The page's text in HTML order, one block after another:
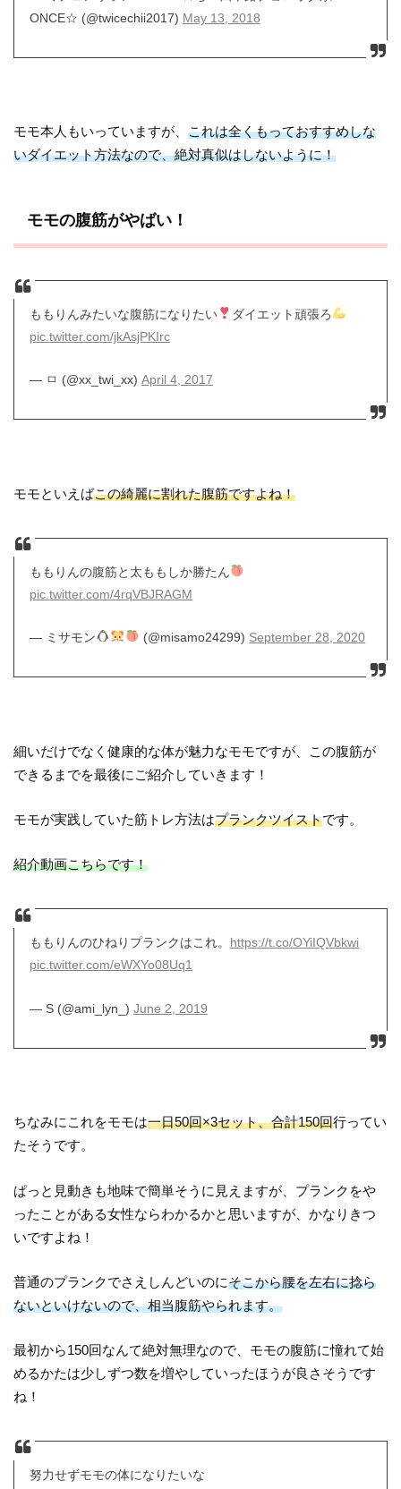
ONCE☆ (@twicechii2017) May 13, 2018
モモ本人もいっていますが、これは全くもっておすすめしな
いダイエット方法なので、絶対真似はしないように！
モモの腹筋がやばい！
ももりんみたいな腹筋になりたい
ダイエット頑張ろ
pic.twitter.com/jkAsjPKIrc
— ㅁ (@xx_twi_xx) April 4, 2017
モモといえばこの綺麗に割れた腹筋ですよね！
ももりんの腹筋と太ももしか勝たん
pic.twitter.com/4rqVBJRAGM
— ミサモン (@misamo24299) September 28, 2020
細いだけでなく健康的な体が魅力なモモですが、この腹筋が
できるまでを最後にご紹介していきます！
モモが実践していた筋トレ方法はプランクツイストです。
紹介動画こちらです！
ももりんのひねりプランクはこれ。 https://t.co/OYiIQVbkwi
pic.twitter.com/eWXYo08Uq1
— S (@ami_lyn_) June 2, 2019
ちなみにこれをモモは一日50回×3セット、合計150回行ってい
たそうです。
ぱっと見動きも地味で簡単そうに見えますが、プランクをや
ったことがある女性ならわかるかと思いますが、かなりきつ
いですよね！
普通のプランクでさえしんどいのにそこから腰を左右に捻ら
ないといけないので、相当腹筋やられます。
最初から150回なんて絶対無理なので、モモの腹筋に憧れて始
めるかたは少しずつ数を増やしていったほうが良さそうです
ね！
努力せずモモの体になりたいな